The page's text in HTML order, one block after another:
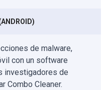
de malware,
con un software
investigadores de
Combo Cleaner.